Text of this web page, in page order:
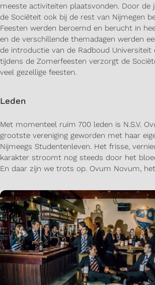
meeste activiteiten plaatsvonden. Door de
de Sociëteit ook bij de rest van Nijmegen
Feesten werden beroemd en berucht in
en de verschillende themadagen werden
de introductie van de Radboud Universiteit
tijdens de Zomerfeesten verzorgt de
veel gezellige feesten.
Leden
Met momenteel ruim 700 leden is N.S.V.
grootste vereniging geworden met haar
Nijmeegs Studentenleven. Het frisse,
karakter stroomt nog steeds door het
En daar zijn we trots op. Ovum Novum,